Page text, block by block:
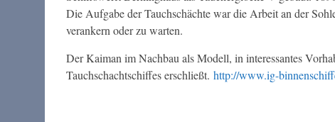
Die Aufgabe der Tauchschächte war die Arbeit an der
verankern oder zu warten.
Der Kaiman im Nachbau als Modell, in interessantes
Tauchschachtschiffes erschließt. http://www.ig-